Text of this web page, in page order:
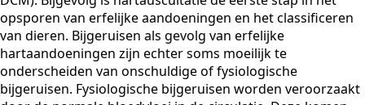
opsporen van erfelijke aandoeningen en het classificeren
van dieren. Bijgeruisen als gevolg van erfelijke
hartaandoeningen zijn echter soms moeilijk te
onderscheiden van onschuldige of fysiologische
bijgeruisen. Fysiologische bijgeruisen worden veroorzaakt